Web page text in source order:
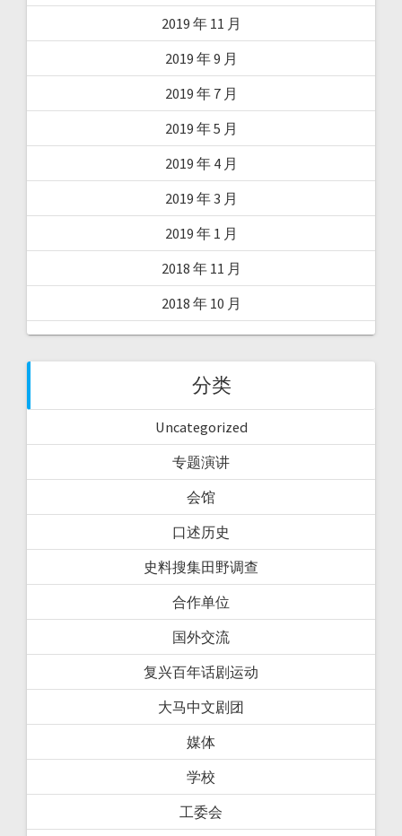
2019 年 11 月
2019 年 9 月
2019 年 7 月
2019 年 5 月
2019 年 4 月
2019 年 3 月
2019 年 1 月
2018 年 11 月
2018 年 10 月
分类
Uncategorized
专题演讲
会馆
口述历史
史料搜集田野调查
合作单位
国外交流
复兴百年话剧运动
大马中文剧团
媒体
学校
工委会